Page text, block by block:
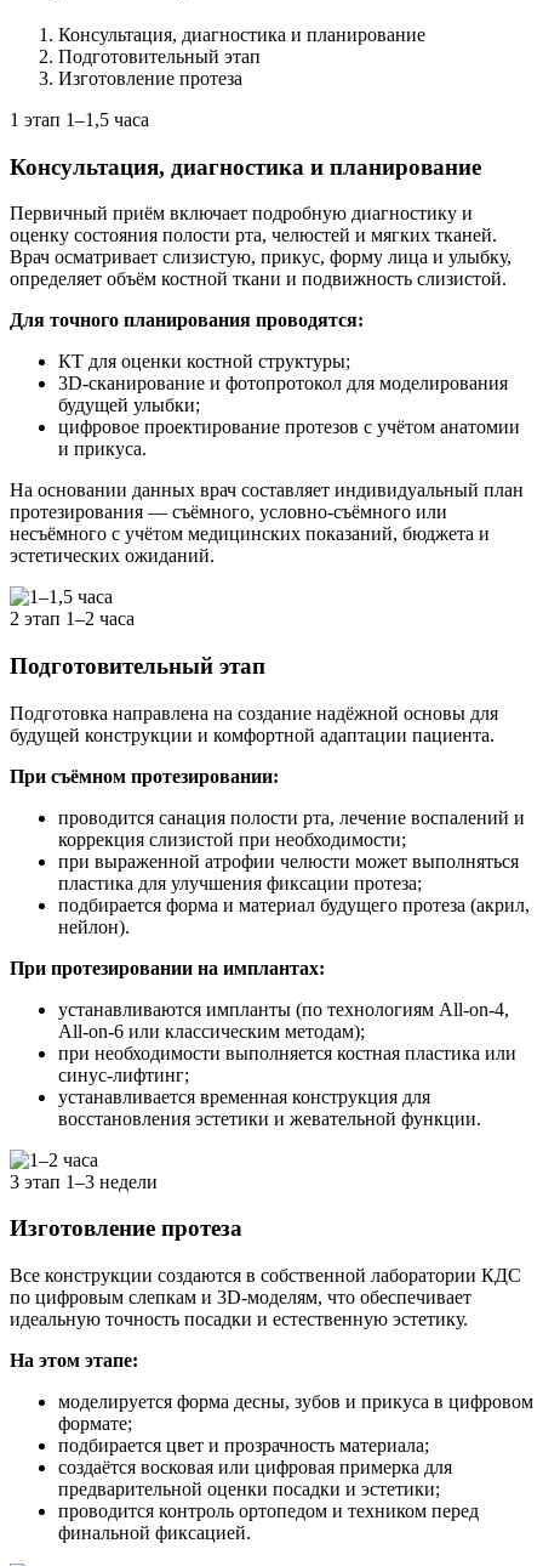
Консультация, диагностика и планирование
Подготовительный этап
Изготовление протеза
1 этап 1–1,5 часа
Консультация, диагностика и планирование
Первичный приём включает подробную диагностику и
оценку состояния полости рта, челюстей и мягких тканей.
Врач осматривает слизистую, прикус, форму лица и улыбку,
определяет объём костной ткани и подвижность слизистой.
Для точного планирования проводятся:
КТ для оценки костной структуры;
3D-сканирование и фотопротокол для моделирования
будущей улыбки;
цифровое проектирование протезов с учётом анатомии
и прикуса.
На основании данных врач составляет индивидуальный план
протезирования — съёмного, условно-съёмного или
несъёмного с учётом медицинских показаний, бюджета и
эстетических ожиданий.
2 этап 1–2 часа
Подготовительный этап
Подготовка направлена на создание надёжной основы для
будущей конструкции и комфортной адаптации пациента.
При съёмном протезировании:
проводится санация полости рта, лечение воспалений и
коррекция слизистой при необходимости;
при выраженной атрофии челюсти может выполняться
пластика для улучшения фиксации протеза;
подбирается форма и материал будущего протеза (акрил,
нейлон).
При протезировании на имплантах:
устанавливаются импланты (по технологиям All-on-4,
All-on-6 или классическим методам);
при необходимости выполняется костная пластика или
синус-лифтинг;
устанавливается временная конструкция для
восстановления эстетики и жевательной функции.
3 этап 1–3 недели
Изготовление протеза
Все конструкции создаются в собственной лаборатории КДС
по цифровым слепкам и 3D-моделям, что обеспечивает
идеальную точность посадки и естественную эстетику.
На этом этапе:
моделируется форма десны, зубов и прикуса в цифровом
формате;
подбирается цвет и прозрачность материала;
создаётся восковая или цифровая примерка для
предварительной оценки посадки и эстетики;
проводится контроль ортопедом и техником перед
финальной фиксацией.